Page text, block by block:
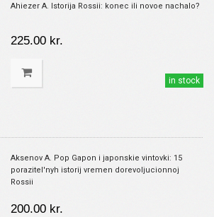
Ahiezer A. Istorija Rossii: konec ili novoe nachalo?
225.00 kr.
in stock
Aksenov A. Pop Gapon i japonskie vintovki: 15
porazitel'nyh istorij vremen dorevoljucionnoj
Rossii
200.00 kr.